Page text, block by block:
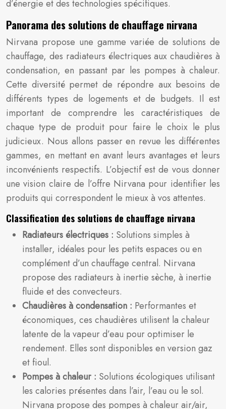
d’énergie et des technologies spécifiques.
Panorama des solutions de chauffage nirvana
Nirvana propose une gamme variée de solutions de
chauffage, des radiateurs électriques aux chaudières à
condensation, en passant par les pompes à chaleur.
Cette diversité permet de répondre aux besoins de
différents types de logements et de budgets. Il est
important de comprendre les caractéristiques de
chaque type de produit pour faire le choix le plus
judicieux. Nous allons passer en revue les différentes
gammes, en mettant en avant leurs avantages et leurs
inconvénients respectifs. L’objectif est de vous donner
une vision claire de l’offre Nirvana pour identifier les
produits qui correspondent le mieux à vos attentes.
Classification des solutions de chauffage nirvana
Radiateurs électriques : Solutions simples à
installer, idéales pour les petits espaces ou en
complément d’un chauffage central. Nirvana
propose des radiateurs à inertie sèche, à inertie
fluide et des convecteurs.
Chaudières à condensation : Performantes et
économiques, ces chaudières utilisent la chaleur
latente de la vapeur d’eau pour optimiser le
rendement. Elles sont disponibles en version gaz
et fioul.
Pompes à chaleur : Solutions écologiques utilisant
les calories présentes dans l’air, l’eau ou le sol.
Nirvana propose des pompes à chaleur air/air,